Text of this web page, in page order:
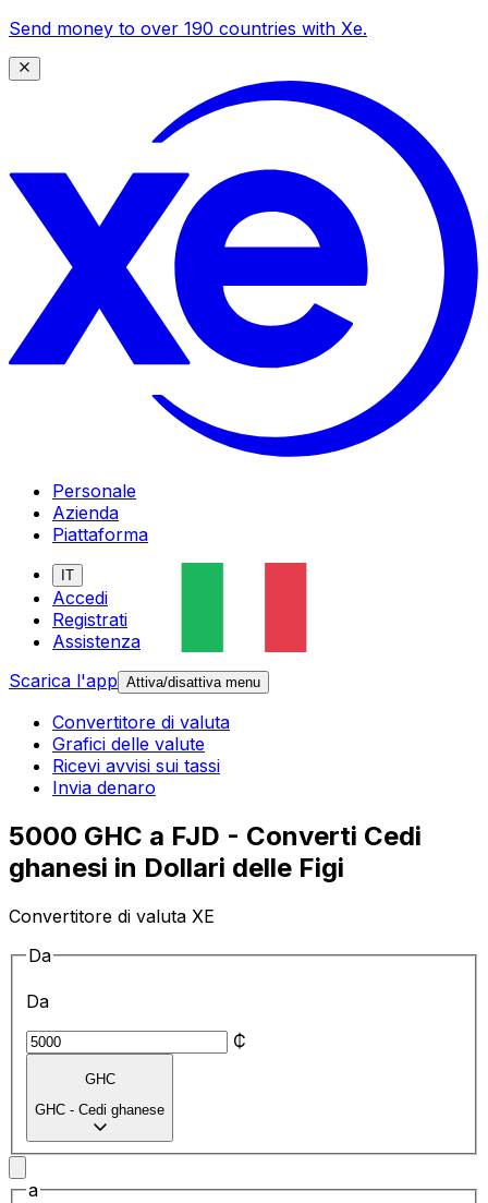
Send money to over 190 countries with Xe.
Personale
Azienda
Piattaforma
IT
Accedi
Registrati
Assistenza
Scarica l'app Attiva/disattiva menu
Convertitore di valuta
Grafici delle valute
Ricevi avvisi sui tassi
Invia denaro
5000 GHC a FJD - Converti Cedi
ghanesi in Dollari delle Figi
Convertitore di valuta XE
Da
Da
₵
GHC
GHC - Cedi ghanese
a